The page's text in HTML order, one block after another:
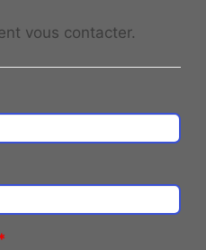
vous contacter.